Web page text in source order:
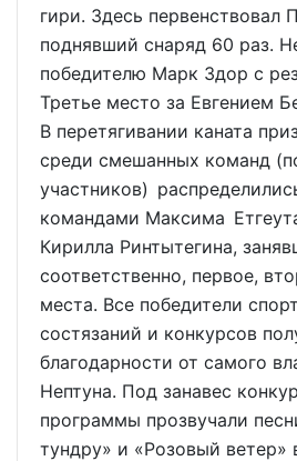
гири. Здесь первенствовал
поднявший снаряд 60 раз.
победителю Марк Здор с
Третье место за Евгением
В перетягивании каната
среди смешанных команд
участников)
командами Максима
Кирилла Ринтытегина,
соответственно, первое,
места. Все победители
состязаний и конкурсов
благодарности от самого
Нептуна. Под занавес
программы прозвучали
тундру» и «Розовый ветер»